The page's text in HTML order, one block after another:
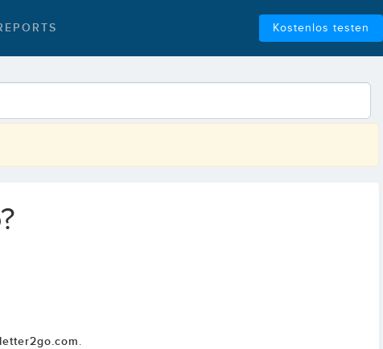
Kostenlos testen
.